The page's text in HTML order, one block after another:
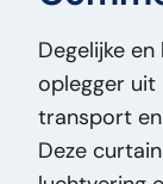
Braked:J
Width:250
Length:
License
Degelijke
oplegger uit
transport
Deze